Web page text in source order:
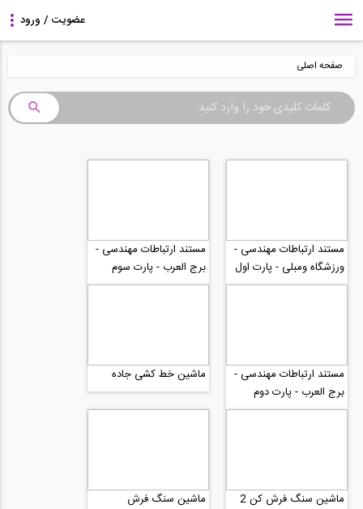
صفحه اصلی
مستند ارتباطات مهندسی -
ورزشگاه ومبلی - پارت اول
مستند ارتباطات مهندسی -
برج العرب - پارت سوم
مستند ارتباطات مهندسی -
برج العرب - پارت دوم
ماشین خط کشی جاده
ماشین سنگ فرش کن 2 ماشین سنگ فرش